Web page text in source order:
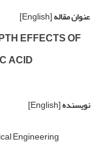
عنوان مقاله[English]
EFFECTS OF
ACID
نویسنده[English]
Engineering